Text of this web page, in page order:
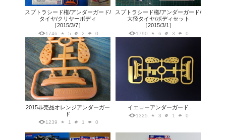
スプトラシード権/アンダーガード/
タイヤ/クリヤーボディ
［2015/3/7］
1746 5 2 0
スプトラシード権/アンダーガード/
大径タイヤ/ボディセット
［2015/3/1］
1790 6 3 0
2015非売品オレンジアンダーガー
ド
1239 1 1 0
イエローアンダーガード
1325 3 1 0